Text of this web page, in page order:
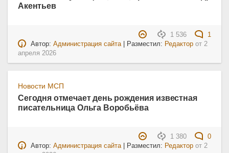
Акентьев
1 536
1
Автор:Администрация сайта | Разместил: Редактор от 2
апреля 2026
Новости МСП
Сегодня отмечает день рождения известная
писательница Ольга Воробьёва
1 380
0
Автор:Администрация сайта| Разместил: Редактор от2